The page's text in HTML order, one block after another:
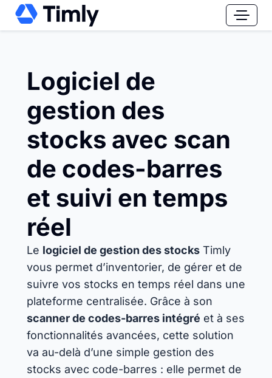
Logiciel de
gestion des
stocks avec scan
de codes-barres
et suivi en temps
réel
Le logiciel de gestion des stocks Timly
vous permet d’inventorier, de gérer et de
suivre vos stocks en temps réel dans une
plateforme centralisée. Grâce à son
scanner de codes-barres intégré et à ses
fonctionnalités avancées, cette solution
va au-delà d’une simple gestion des
stocks avec code-barres : elle permet de